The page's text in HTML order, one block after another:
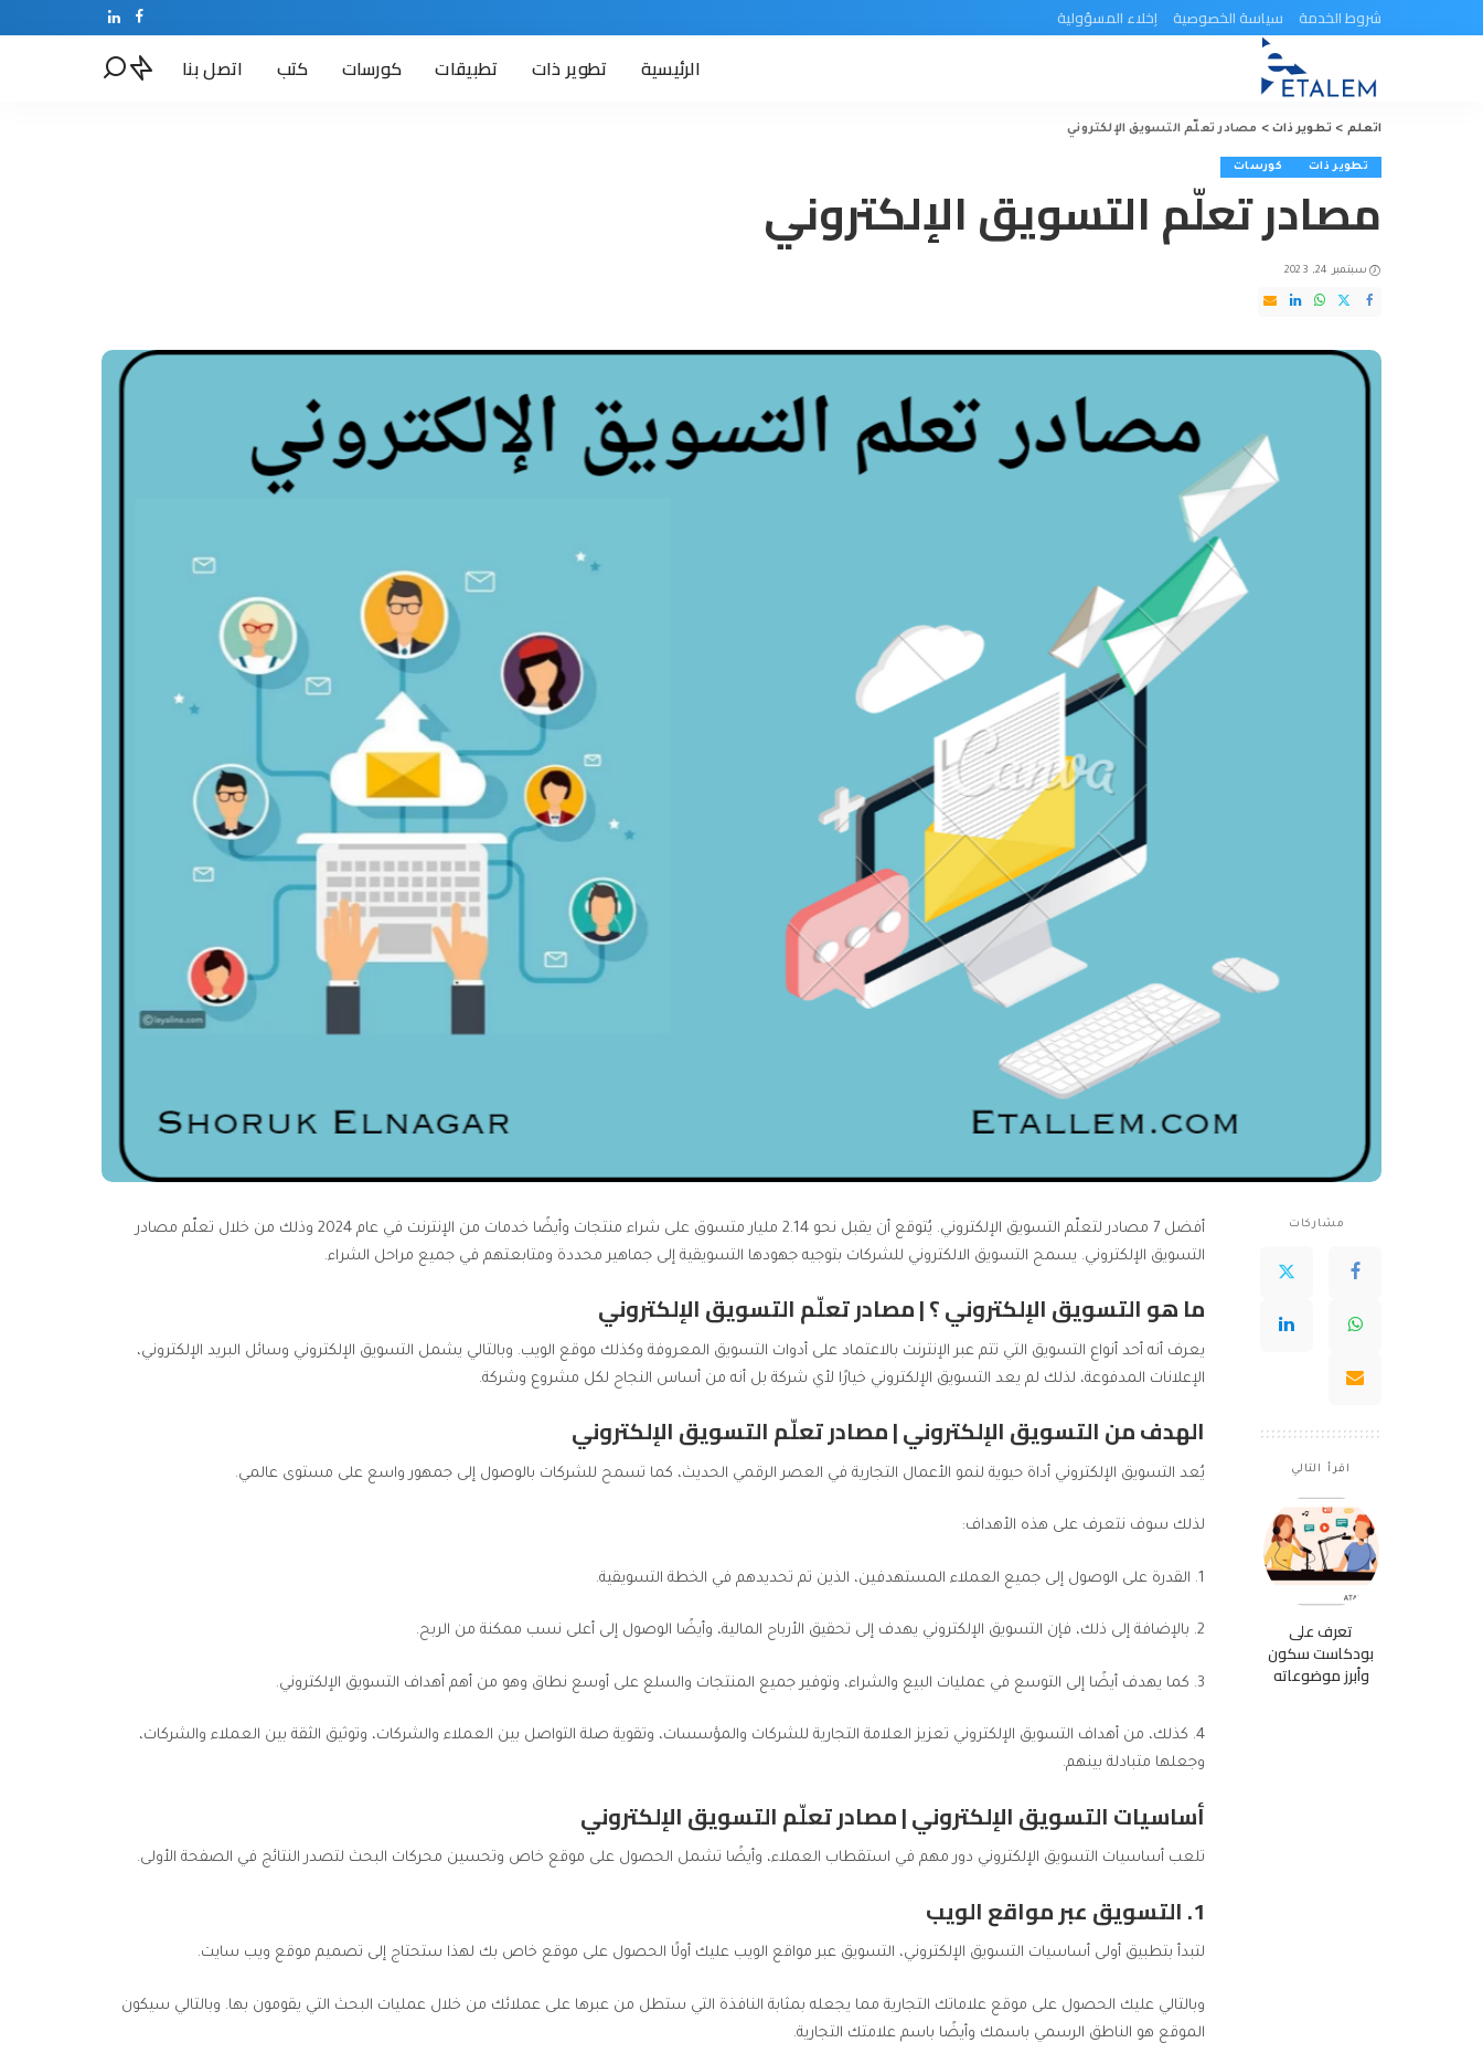
شروط الخدمة سياسة الخصوصية إخلاء المسؤولية
الرئيسية تطوير ذات تطبيقات كورسات كتب اتصل بنا
اتعلم > تطوير ذات> مصادر تعلّم التسويق الإلكتروني
تطوير ذات كورسات
مصادر تعلّم التسويق الإلكتروني
سبتمبر 24, 2023
مشاركات
اقرأ التالي
تعرف على
بودكاست سكون
وأبرز موضوعاته
أفضل 7 مصادر لتعلّم التسويق الإلكتروني. يُتوقع أن يقبل نحو 2.14 مليار متسوق على شراء منتجات وأيضًا خدمات من الإنترنت في عام 2024 وذلك من خلال تعلّم مصادر
التسويق الإلكتروني. يسمح التسويق الالكتروني للشركات بتوجيه جهودها التسويقية إلى جماهير محددة ومتابعتهم في جميع مراحل الشراء.
ما هو التسويق الإلكتروني ؟ | مصادر تعلّم التسويق الإلكتروني
يعرف أنه أحد أنواع التسويق التي تتم عبر الإنترنت بالاعتماد على أدوات التسويق المعروفة وكذلك موقع الويب. وبالتالي يشمل التسويق الإلكتروني وسائل البريد الإلكتروني،
الإعلانات المدفوعة، لذلك لم يعد التسويق الإلكتروني خيارًا لأي شركة بل أنه من أساس النجاح لكل مشروع وشركة.
الهدف من التسويق الإلكتروني | مصادر تعلّم التسويق الإلكتروني
يُعد التسويق الإلكتروني أداة حيوية لنمو الأعمال التجارية في العصر الرقمي الحديث، كما تسمح للشركات بالوصول إلى جمهور واسع على مستوى عالمي.
لذلك سوف نتعرف على هذه الأهداف:
1. القدرة على الوصول إلى جميع العملاء المستهدفين، الذين تم تحديدهم في الخطة التسويقية.
2. بالإضافة إلى ذلك، فإن التسويق الإلكتروني يهدف إلى تحقيق الأرباح المالية، وأيضًا الوصول إلى أعلى نسب ممكنة من الربح.
3. كما يهدف أيضًا إلى التوسع في عمليات البيع والشراء، وتوفير جميع المنتجات والسلع على أوسع نطاق وهو من أهم أهداف التسويق الإلكتروني.
4. كذلك، من أهداف التسويق الإلكتروني تعزيز العلامة التجارية للشركات والمؤسسات، وتقوية صلة التواصل بين العملاء والشركات، وتوثيق الثقة بين العملاء والشركات،
وجعلها متبادلة بينهم.
أساسيات التسويق الإلكتروني | مصادر تعلّم التسويق الإلكتروني
تلعب أساسيات التسويق الإلكتروني دور مهم في استقطاب العملاء، وأيضًا تشمل الحصول على موقع خاص وتحسين محركات البحث لتصدر النتائج في الصفحة الأولى.
1. التسويق عبر مواقع الويب
لتبدأ بتطبيق أولى أساسيات التسويق الإلكتروني، التسويق عبر مواقع الويب عليك أولًا الحصول على موقع خاص بك لهذا ستحتاج إلى تصميم موقع ويب سايت.
وبالتالي عليك الحصول على موقع علاماتك التجارية مما يجعله بمثابة النافذة التي ستطل من عبرها على عملائك من خلال عمليات البحث التي يقومون بها. وبالتالي سيكون
الموقع هو الناطق الرسمي باسمك وأيضًا باسم علامتك التجارية.